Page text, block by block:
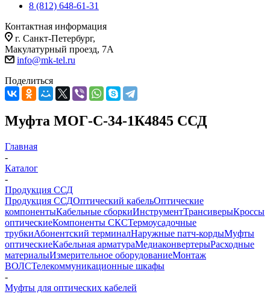
8 (812) 648-61-31
Контактная информация
г. Санкт-Петербург,
Макулатурный проезд, 7А
info@mk-tel.ru
Поделиться
Муфта МОГ-С-34-1К4845 ССД
Главная
-
Каталог
-
Продукция ССД
Продукция ССДОптический кабельОптические
компонентыКабельные сборкиИнструментТрансиверыКроссы
оптическиеКомпоненты СКСТермоусадочные
трубкиАбонентский терминалНаружные патч-кордыМуфты
оптическиеКабельная арматураМедиаконвертерыРасходные
материалыИзмерительное оборудованиеМонтаж
ВОЛСТелекоммуникационные шкафы
-
Муфты для оптических кабелей